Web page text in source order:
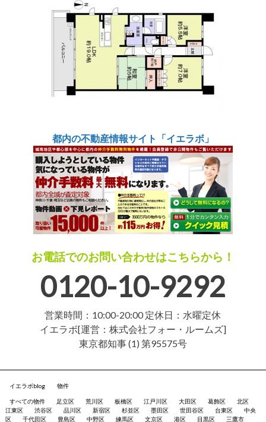
都内の不動産情報サイト「イエラボ」
お電話でのお問い合わせはこちらから！
0120-10-9292
営業時間：10:00-20:00 定休日：水曜定休
イエラボ[運営：株式会社フォー・ルームズ]
東京都知事 (1) 第95575号
イエラボblog 物件
すべての物件 足立区 荒川区 板橋区 江戸川区 大田区 葛飾区
北区
江東区
渋谷区 品川区 新宿区 杉並区 墨田区 世田谷区 台東区
中央
区
千代田区 豊島区 中野区 練馬区 文京区 港区 目黒区 三鷹市